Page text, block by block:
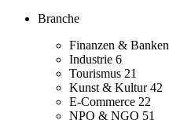
Branche
Finanzen & Banken
Industrie 6
Tourismus 21
Kunst & Kultur42
E-Commerce 22
NPO & NGO 51